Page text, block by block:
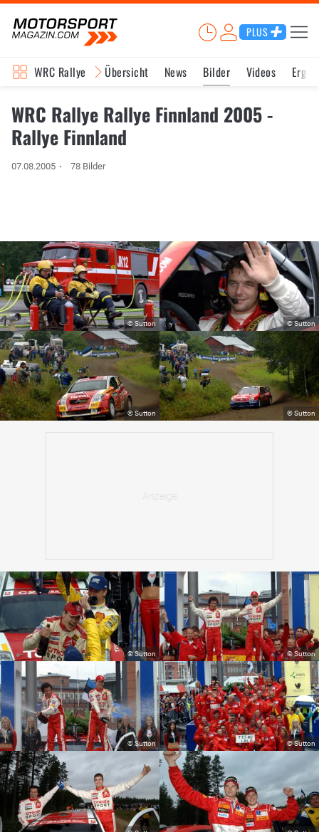
PLUS
WRC Rallye Übersicht News Bilder Videos
WRC Rallye Rallye Finnland 2005 -
Rallye Finnland
07.08.2005 78 Bilder